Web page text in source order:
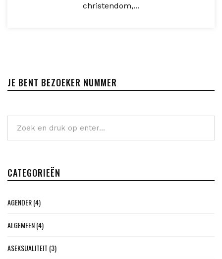
christendom,...
JE BENT BEZOEKER NUMMER
CATEGORIEËN
AGENDER(4)
ALGEMEEN(4)
ASEKSUALITEIT (3)